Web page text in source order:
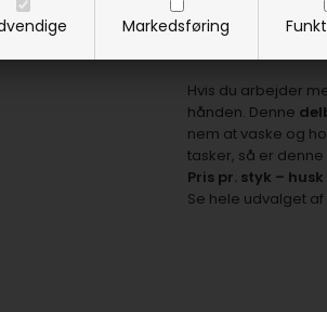
Markedsføring
Hvis du arbejder
hånden. Denne
nem at vaske og
tasker, så er
Pris pr. styk –
Se hele udvalget